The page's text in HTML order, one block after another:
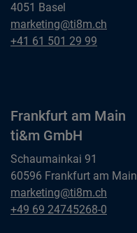
4051 Basel
Basel
ti&m AG
marketing@ti8m.ch
Basel
+41 61 501 29 99
Frankfurt am Main
ti&m GmbH
Schaumainkai 91
60596 Frankfurt am Main
Frankfurt am Main
ti&m GmbH
marketing@ti8m.ch
Frankfurt am Main
+49 69 24745268-0